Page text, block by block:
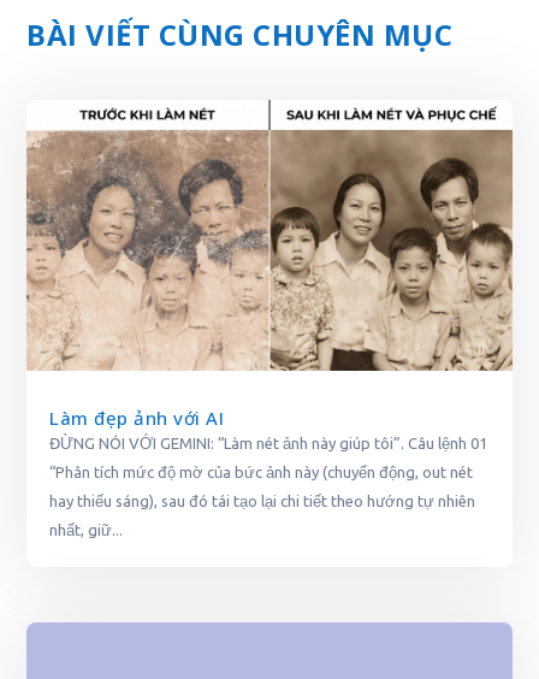
BÀI VIẾT CÙNG CHUYÊN MỤC
Làm đẹp ảnh với AI
ĐỪNG NÓI VỚI GEMINI: “Làm nét ảnh này giúp tôi”. Câu lệnh 01
“Phân tích mức độ mờ của bức ảnh này (chuyển động, out nét
hay thiếu sáng), sau đó tái tạo lại chi tiết theo hướng tự nhiên
nhất, giữ...